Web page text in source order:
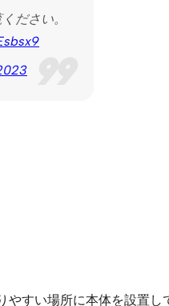
ださい。
すい場所に本体を設置